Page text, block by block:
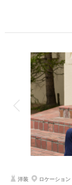
相談予約す
来店・オン
撮影料
着付け
アルバム
衣装追加
家族と撮影
ヘアメイク撮影同行（
承ください。）
何人参加しても撮影追
富なラインナップから
洋装 ロケーション